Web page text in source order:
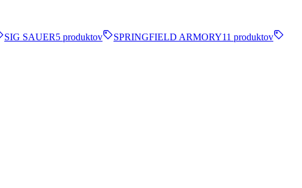
SIG SAUER5 produktov SPRINGFIELD ARMORY11 produktov